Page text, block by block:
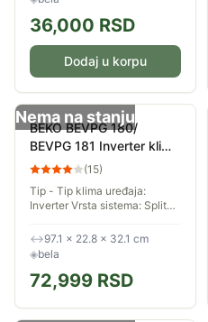
36,000 RSD
Dodaj u korpu
Nema na stanju
BEKO BEVPG 180/
BEVPG 181 Inverter klima
uređaj
(15)
Tip - Tip klima uređaja:
Inverter Vrsta sistema: Split
hlađenja (Btu/h): 21.400 Btu/h
Kapacitet grejanja (Btu/h):
23.900...
↔97.1 × 22.8 × 32.1 cm
◈bela
72,999 RSD